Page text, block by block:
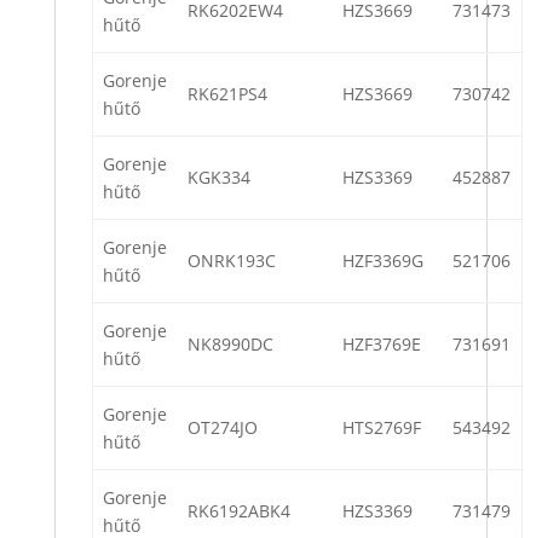
hűtő
RK6202EW4 HZS3669 731473
Gorenje
hűtő
RK621PS4 HZS3669 730742
Gorenje
hűtő
KGK334 HZS3369 452887
Gorenje
hűtő
ONRK193C HZF3369G 521706
Gorenje
hűtő
NK8990DC HZF3769E 731691
Gorenje
hűtő
OT274JO HTS2769F 543492
Gorenje
hűtő
RK6192ABK4 HZS3369 731479